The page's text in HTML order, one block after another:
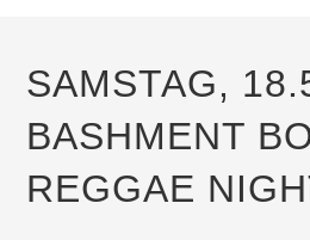
SAMSTAG,
BASHMENT
REGGAE